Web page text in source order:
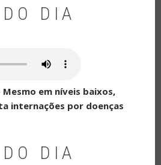
DIA
em níveis baixos,
internações por doenças
DIA